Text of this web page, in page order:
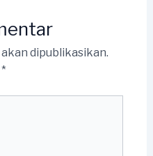
dipublikasikan.
*